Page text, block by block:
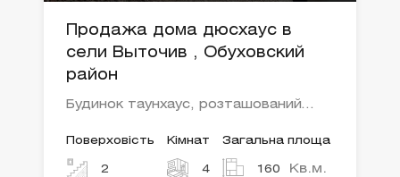
Продажа дома дюсхаус в
сели Выточив , Обуховский
район
Будинок таунхаус, розташований…
Поверховість
2
Кімнат
4
Загальна площа
160 Кв.м.